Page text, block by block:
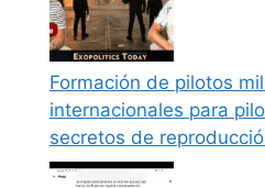
Formación de pilotos
internacionales para
secretos de